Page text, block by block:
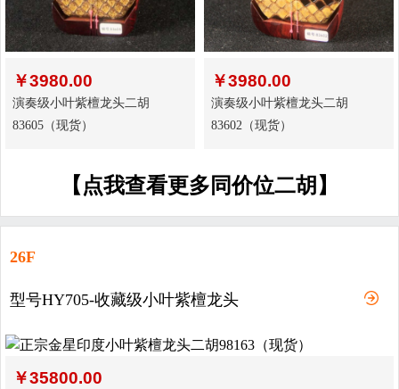
￥3980.00
演奏级小叶紫檀龙头二胡
83605（现货）
￥3980.00
演奏级小叶紫檀龙头二胡
83602（现货）
【点我查看更多同价位二胡】
26F
型号HY705-收藏级小叶紫檀龙头
￥35800.00